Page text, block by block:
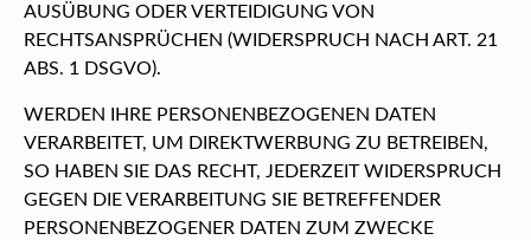
AUSÜBUNG ODER VERTEIDIGUNG VON
RECHTSANSPRÜCHEN (WIDERSPRUCH NACH ART. 21
ABS. 1 DSGVO).
WERDEN IHRE PERSONENBEZOGENEN DATEN
VERARBEITET, UM DIREKTWERBUNG ZU BETREIBEN,
SO HABEN SIE DAS RECHT, JEDERZEIT WIDERSPRUCH
GEGEN DIE VERARBEITUNG SIE BETREFFENDER
PERSONENBEZOGENER DATEN ZUM ZWECKE